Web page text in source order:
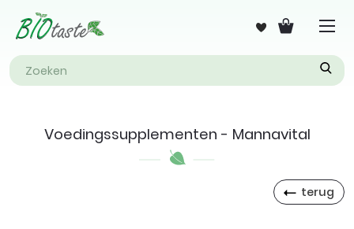
Voedingssupplementen - Mannavital
terug